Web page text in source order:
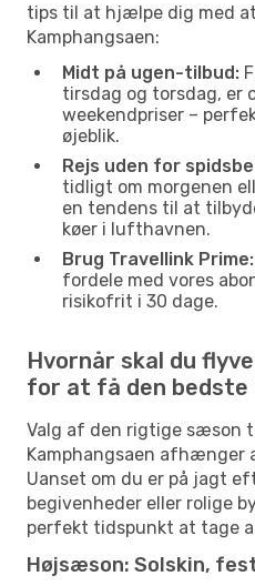
tips til at hjælpe dig med
Kamphangsaen:
Midt på ugen-tilbud:
tirsdag og torsdag, er
weekendpriser –
øjeblik.
Rejs uden for
tidligt om morgenen
en tendens til at
køer i lufthavnen.
Brug Travellink Prime:
fordele med vores
risikofrit i 30 dage.
Hvornår skal du
for at få den bedste
Valg af den rigtige sæson
Kamphangsaen
Uanset om du er på jagt
begivenheder eller rolige
perfekt tidspunkt at tage
Højsæson: Solskin,